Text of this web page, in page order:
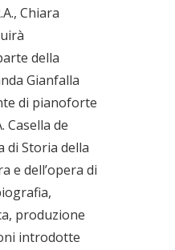
Chiara
della
Gianfalla
di pianoforte
Casella de
di Storia della
e dell’opera di
produzione
introdotte